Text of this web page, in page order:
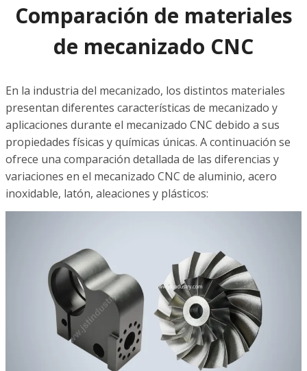
Comparación de materiales
de mecanizado CNC
En la industria del mecanizado, los distintos materiales
presentan diferentes características de mecanizado y
aplicaciones durante el mecanizado CNC debido a sus
propiedades físicas y químicas únicas. A continuación se
ofrece una comparación detallada de las diferencias y
variaciones en el mecanizado CNC de aluminio, acero
inoxidable, latón, aleaciones y plásticos: